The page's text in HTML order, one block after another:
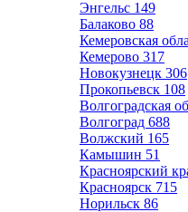
Энгельс 149
Балаково 88
Кемеровская
Кемерово 317
Новокузнецк 306
Прокопьевск 108
Волгоградская
Волгоград 688
Волжский 165
Камышин 51
Красноярский
Красноярск 715
Норильск 86